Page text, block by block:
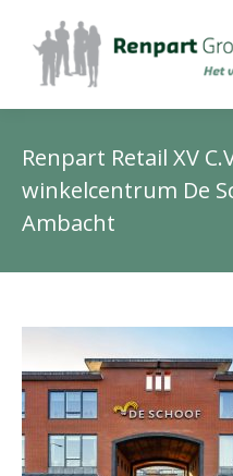
Renpart Retail XV
winkelcentrum De
Ambacht